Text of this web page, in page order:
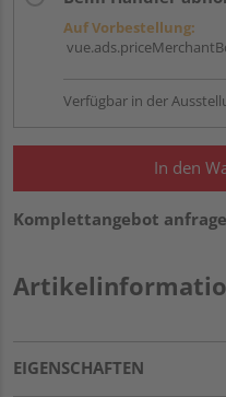
Auf Vorbestellung:
Verfügbar in der
In den
Komplettangebot
EIGENSCHAFTEN